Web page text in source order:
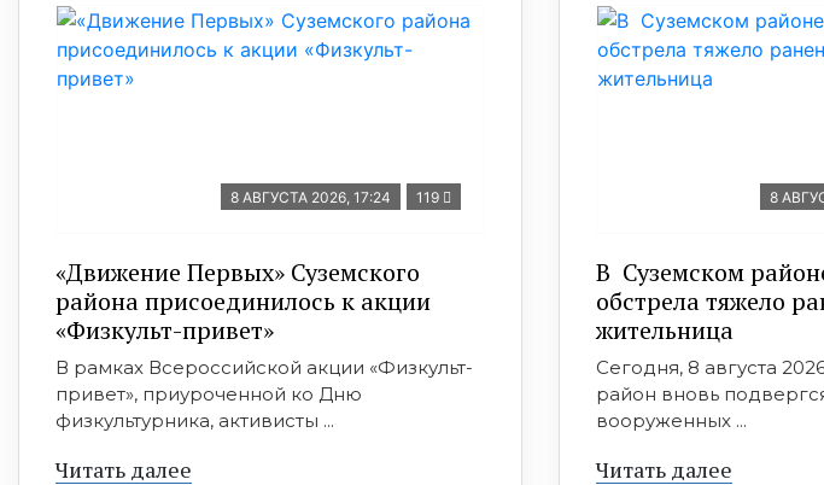
8 АВГУСТА 2026, 17:24 119
«Движение Первых» Суземского
района присоединилось к акции
«Физкульт-привет»
В рамках Всероссийской акции «Физкульт-
привет», приуроченной ко Дню
физкультурника, активисты ...
Читать далее
8
В Суземском
обстрела тяжело
жительница
Сегодня, 8 августа
район вновь
вооруженных ...
Читать далее